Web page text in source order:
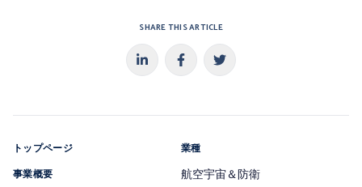
SHARE THIS ARTICLE
トップページ
事業概要
業種
航空宇宙＆防衛